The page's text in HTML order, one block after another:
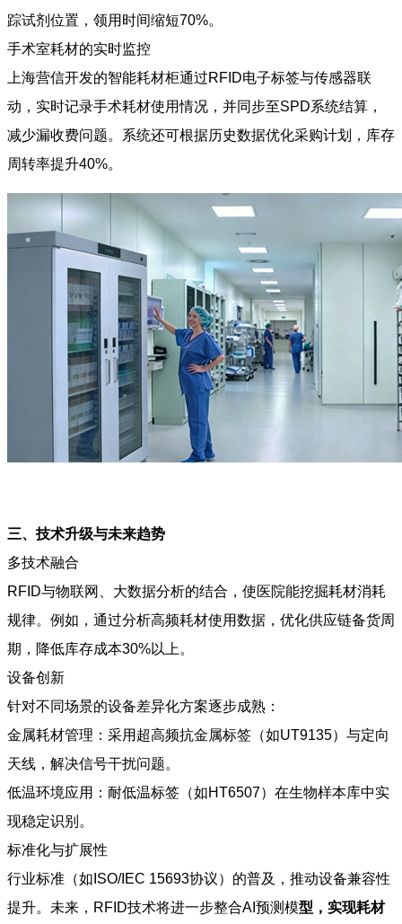
踪试剂位置，领用时间缩短70%。
手术室耗材的实时监控
上海营信开发的智能耗材柜通过RFID电子标签与传感器联
动，实时记录手术耗材使用情况，并同步至SPD系统结算，
减少漏收费问题。系统还可根据历史数据优化采购计划，库存
周转率提升40%。
三、技术升级与未来趋势
多技术融合
RFID与物联网、大数据分析的结合，使医院能挖掘耗材消耗
规律。例如，通过分析高频耗材使用数据，优化供应链备货周
期，降低库存成本30%以上。
设备创新
针对不同场景的设备差异化方案逐步成熟：
金属耗材管理：采用超高频抗金属标签（如UT9135）与定向
天线，解决信号干扰问题。
低温环境应用：耐低温标签（如HT6507）在生物样本库中实
现稳定识别。
标准化与扩展性
行业标准（如ISO/IEC 15693协议）的普及，推动设备兼容性
提升。未来，RFID技术将进一步整合AI预测模型，实现耗材